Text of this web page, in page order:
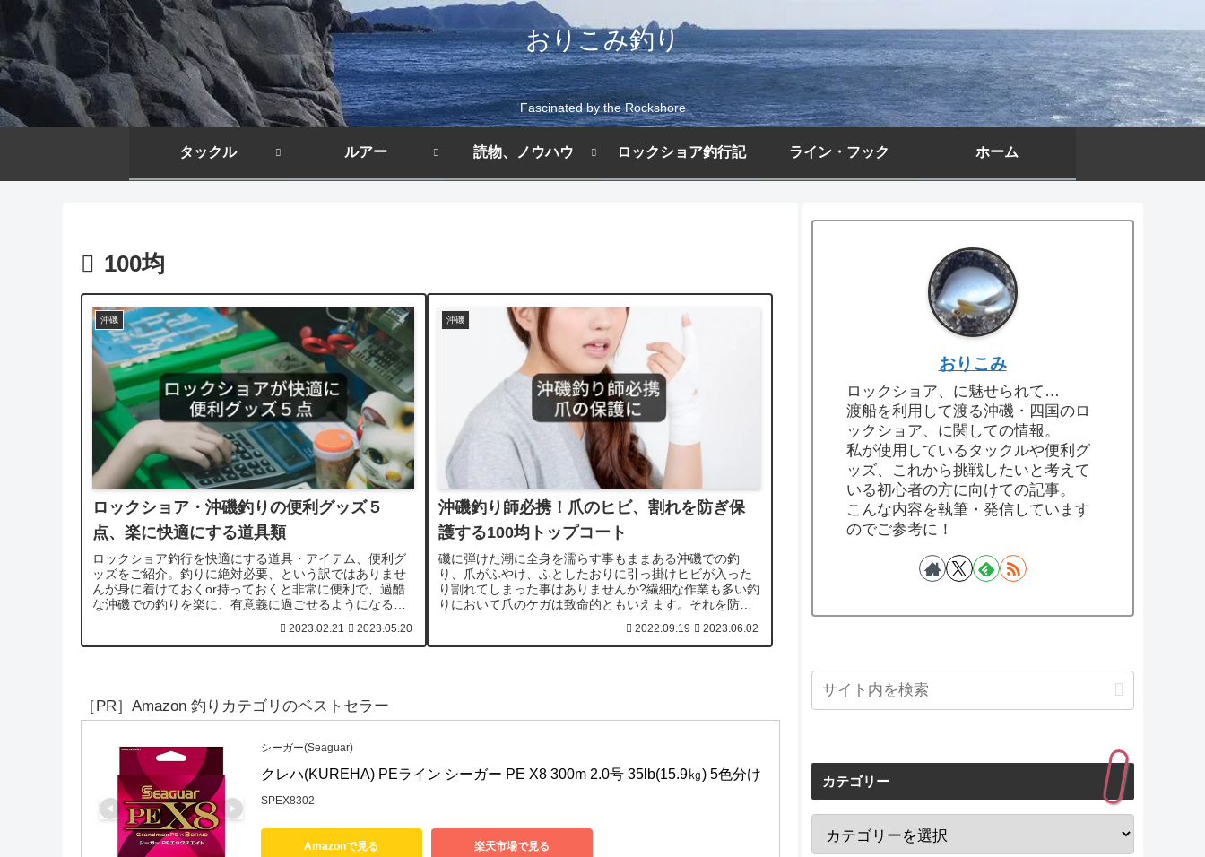
おりこみ釣り
Fascinated by the Rockshore
タックル ルアー 読物、ノウハウ ロックショア釣行記 ライン・フック ホーム
100均
沖磯
ロックショア・沖磯釣りの便利グッズ５
点、楽に快適にする道具類
ロックショア釣行を快適にする道具・アイテム、便利グ
ッズをご紹介。釣りに絶対必要、という訳ではありませ
んが身に着けておくor持っておくと非常に便利で、過酷
な沖磯での釣りを楽に、有意義に過ごせるようになるで
2023.02.21 2023.05.20
沖磯
沖磯釣り師必携！爪のヒビ、割れを防ぎ保
護する100均トップコート
磯に弾けた潮に全身を濡らす事もままある沖磯での釣
り、爪がふやけ、ふとしたおりに引っ掛けヒビが入った
り割れてしまった事はありませんか?繊細な作業も多い釣
りにおいて爪のケガは致命的ともいえます。それを防ぐ
2022.09.19 2023.06.02
［PR］Amazon 釣りカテゴリのベストセラー
シーガー(Seaguar)
クレハ(KUREHA) PEライン シーガー PE X8 300m 2.0号 35lb(15.9㎏) 5色分け
SPEX8302
Amazonで見る 楽天市場で見る
おりこみ
ロックショア、に魅せられて…
渡船を利用して渡る沖磯・四国のロ
ックショア、に関しての情報。
私が使用しているタックルや便利グ
ッズ、これから挑戦したいと考えて
いる初心者の方に向けての記事。
こんな内容を執筆・発信しています
のでご参考に！
カテゴリー